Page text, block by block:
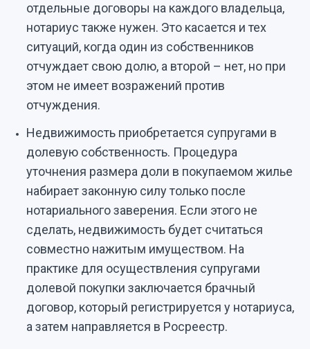
отдельные договоры на каждого владельца,
нотариус также нужен. Это касается и тех
ситуаций, когда один из собственников
отчуждает свою долю, а второй – нет, но при
этом не имеет возражений против
отчуждения.
Недвижимость приобретается супругами в
долевую собственность. Процедура
уточнения размера доли в покупаемом жилье
набирает законную силу только после
нотариального заверения. Если этого не
сделать, недвижимость будет считаться
совместно нажитым имуществом. На
практике для осуществления супругами
долевой покупки заключается брачный
договор, который регистрируется у нотариуса,
а затем направляется в Росреестр.